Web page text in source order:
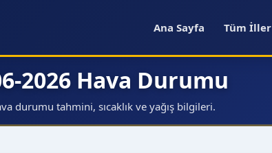
Ana Sayfa Tüm İller
2026 Hava Durumu
durumu tahmini, sıcaklık ve yağış bilgileri.